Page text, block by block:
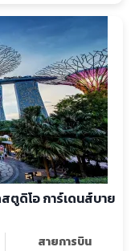
สตูดิโอ การ์เดนส์บาย
สายการบิน